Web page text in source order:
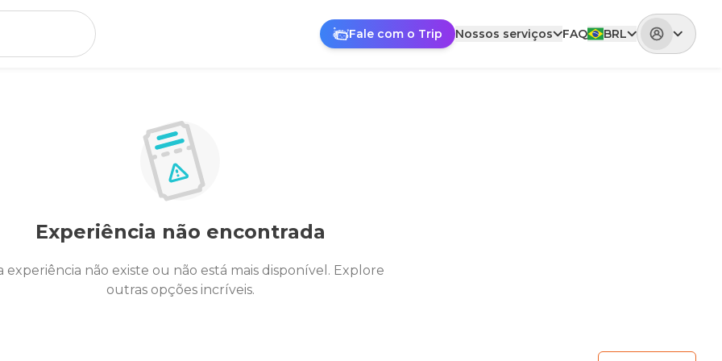
Fale com o Trip Nossos serviços FAQ BRL
Experiência não encontrada
experiência não existe ou não está mais disponível. Explore
outras opções incríveis.